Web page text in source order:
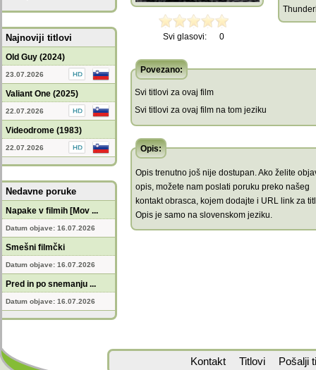
Najnoviji titlovi
Old Guy (2024)
23.07.2026
Valiant One (2025)
22.07.2026
Videodrome (1983)
22.07.2026
Nedavne poruke
Napake v filmih [Mov ...
Datum objave: 16.07.2026
Smešni filmčki
Datum objave: 16.07.2026
Pred in po snemanju ...
Datum objave: 16.07.2026
Svi glasovi: 0
Povezano:
Svi titlovi za ovaj film
Svi titlovi za ovaj film na tom jeziku
Opis:
Opis trenutno još nije dostupan. Ako želite
opis, možete nam poslati poruku preko našeg
kontakt obrasca, kojem dodajte i URL link za
Opis je samo na slovenskom jeziku.
Kontakt Titlovi Pošalji